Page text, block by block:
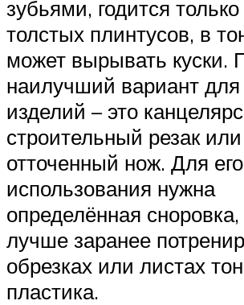
зубьями, годится
толстых плинтусов, в
может вырывать куски.
наилучший вариант для
изделий – это
строительный резак
отточенный нож. Для его
использования нужна
определённая
лучше заранее
обрезках или листах
пластика.